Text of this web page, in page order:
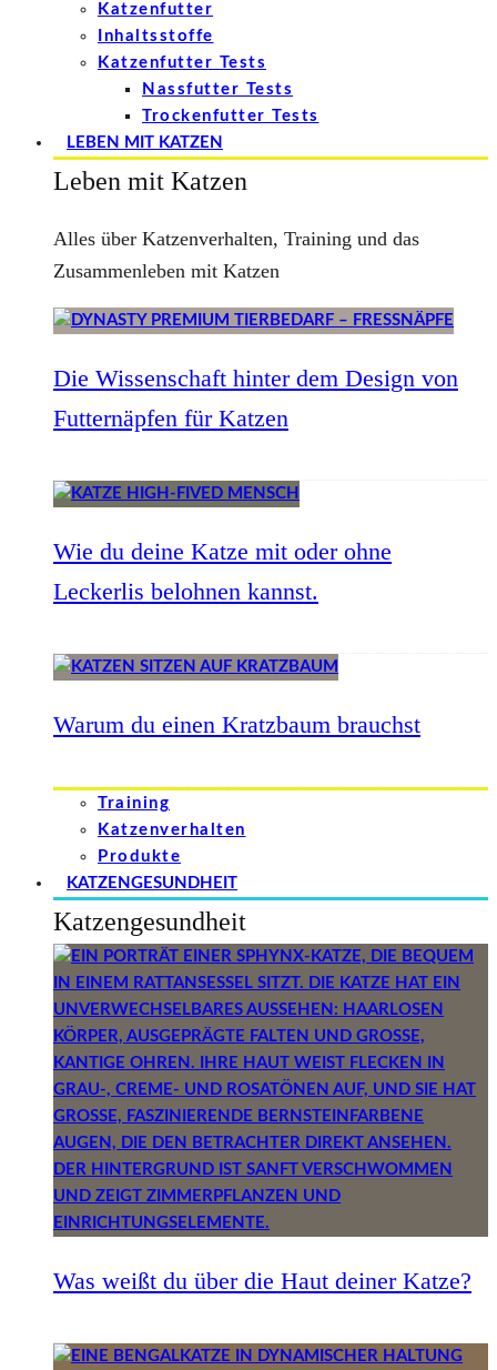
Katzenfutter
Inhaltsstoffe
Katzenfutter Tests
Nassfutter Tests
Trockenfutter Tests
LEBEN MIT KATZEN
Leben mit Katzen
Alles über Katzenverhalten, Training und das
Zusammenleben mit Katzen
Die Wissenschaft hinter dem Design von
Futternäpfen für Katzen
Wie du deine Katze mit oder ohne
Leckerlis belohnen kannst.
Warum du einen Kratzbaum brauchst
Training
Katzenverhalten
Produkte
KATZENGESUNDHEIT
Katzengesundheit
Was weißt du über die Haut deiner Katze?